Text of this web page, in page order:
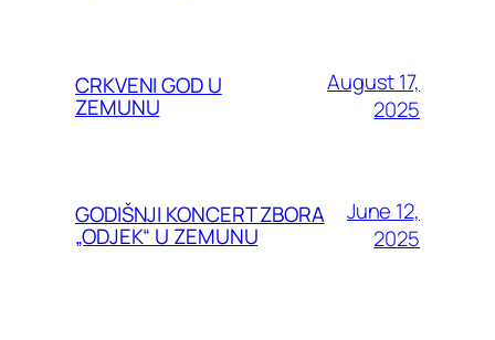
CRKVENI GOD U
ZEMUNU
August 17,
2025
GODIŠNJI KONCERT ZBORA
„ODJEK“ U ZEMUNU
June 12,
2025